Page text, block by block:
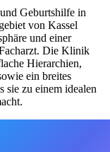
Geburtshilfe in
von Kassel
und einer
Die Klinik
Hierarchien,
ein breites
sie zu einem idealen